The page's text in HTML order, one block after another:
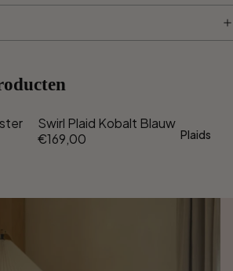
Plaids
Swirl Plaid Kobalt Blauw
€169,00